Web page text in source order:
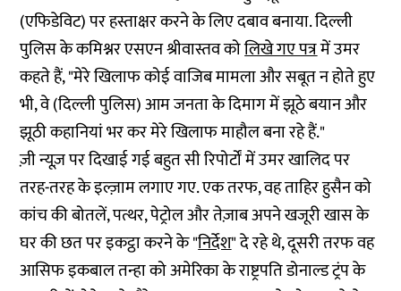
(एफिडेविट) पर हस्ताक्षर करने के लिए दबाव बनाया. दिल्ली
पुलिस के कमिश्नर एसएन श्रीवास्तव कोलिखे गए पत्रमें उमर
कहते हैं, "मेरे खिलाफ कोई वाजिब मामला और सबूत न होते हुए
भी, वे (दिल्ली पुलिस) आम जनता के दिमाग में झूठे बयान और
झूठी कहानियां भर कर मेरे खिलाफ माहौल बना रहे हैं."
ज़ी न्यूज़ पर दिखाई गई बहुत सी रिपोर्टों में उमर खालिद पर
तरह-तरह के इल्ज़ाम लगाए गए. एक तरफ, वह ताहिर हुसैन को
कांच की बोतलें, पत्थर, पेट्रोल और तेज़ाब अपने खजूरी खास के
घर की छत पर इकट्ठा करने के "निर्देश" दे रहे थे, दूसरी तरफ वह
आसिफ इकबाल तन्हा को अमेरिका के राष्ट्रपति डोनाल्ड ट्रंप के